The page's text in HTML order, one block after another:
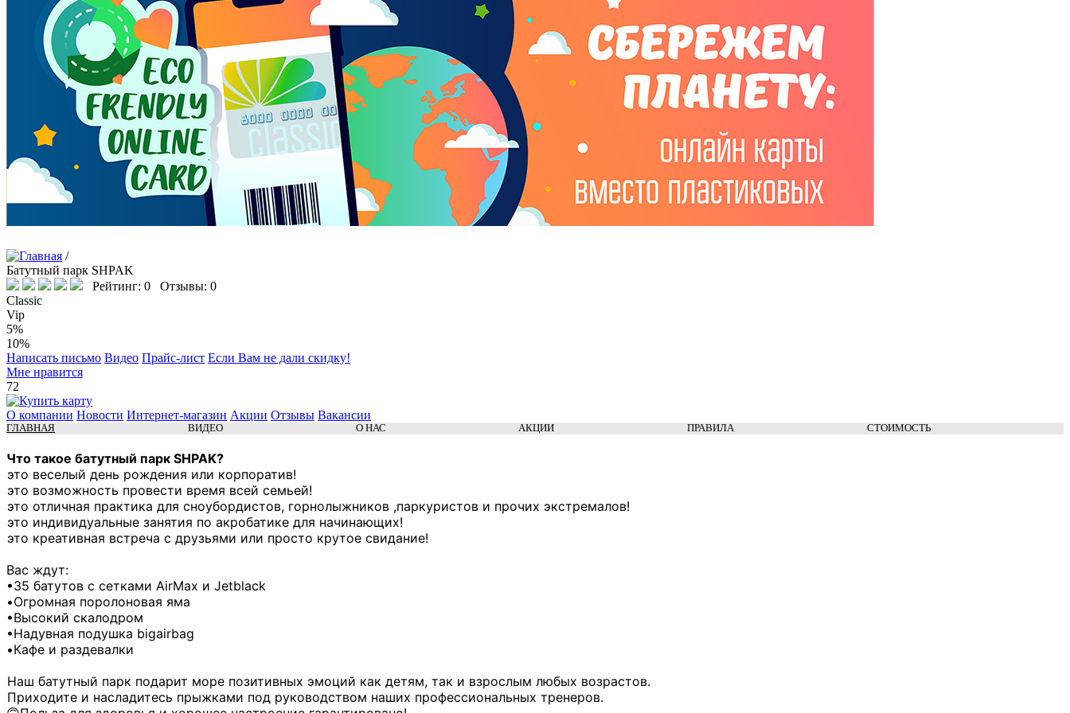
/
Батутный парк SHPAK
Рейтинг: 0 Отзывы: 0
Classic
Vip
5%
10%
Написать письмо Видео Прайс-лист Если Вам не дали скидку!
Мне нравится
72
О компании Новости Интернет-магазин Акции Отзывы Вакансии
ГЛАВНАЯ ВИДЕО О НАС АКЦИИ ПРАВИЛА СТОИМОСТЬ
Что такое батутный парк SHPAK?
это веселый день рождения или корпоратив!
это возможность провести время всей семьей!
это отличная практика для сноубордистов, горнолыжников ,паркуристов и прочих экстремалов!
это индивидуальные занятия по акробатике для начинающих!
это креативная встреча с друзьями или просто крутое свидание!
Вас ждут:
•35 батутов с сетками AirMax и Jetblack
•Огромная поролоновая яма
•Высокий скалодром
•Надувная подушка bigairbag
•Кафе и раздевалки
Наш батутный парк подарит море позитивных эмоций как детям, так и взрослым любых возрастов.
Приходите и насладитесь прыжками под руководством наших профессиональных тренеров.